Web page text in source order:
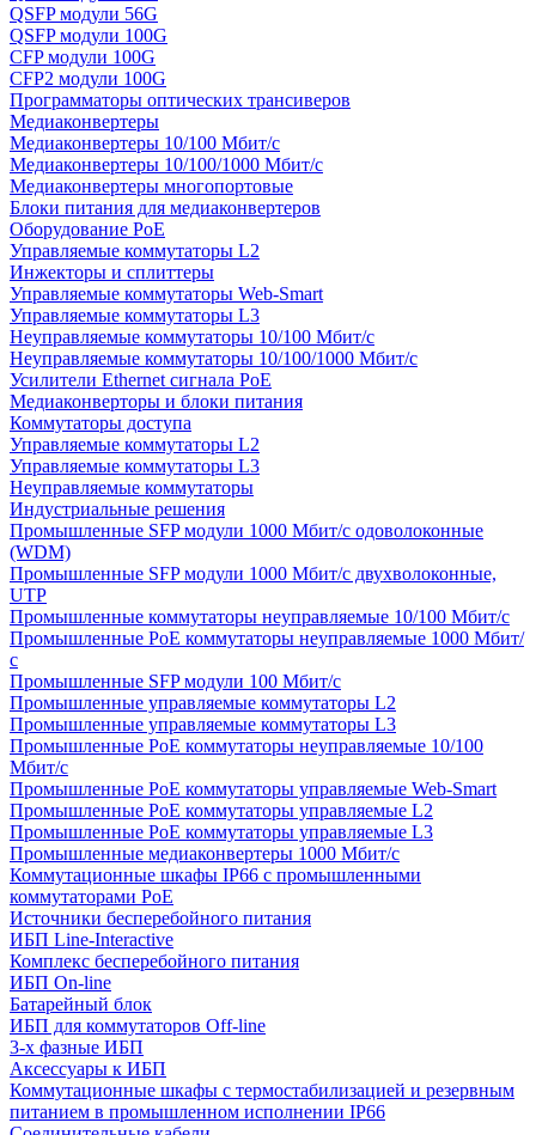
QSFP модули 56G
QSFP модули 100G
CFP модули 100G
CFP2 модули 100G
Программаторы оптических трансиверов
Медиаконвертеры
Медиаконвертеры 10/100 Мбит/с
Медиаконвертеры 10/100/1000 Мбит/c
Медиаконвертеры многопортовые
Блоки питания для медиаконвертеров
Оборудование PoE
Управляемые коммутаторы L2
Инжекторы и сплиттеры
Управляемые коммутаторы Web-Smart
Управляемые коммутаторы L3
Неуправляемые коммутаторы 10/100 Мбит/с
Неуправляемые коммутаторы 10/100/1000 Мбит/с
Усилители Ethernet сигнала PoE
Медиаконверторы и блоки питания
Коммутаторы доступа
Управляемые коммутаторы L2
Управляемые коммутаторы L3
Неуправляемые коммутаторы
Индустриальные решения
Промышленные SFP модули 1000 Мбит/c одоволоконные
(WDM)
Промышленные SFP модули 1000 Мбит/c двухволоконные,
UTP
Промышленные коммутаторы неуправляемые 10/100 Мбит/с
Промышленные PoE коммутаторы неуправляемые 1000 Мбит/
с
Промышленные SFP модули 100 Мбит/c
Промышленные управляемые коммутаторы L2
Промышленные управляемые коммутаторы L3
Промышленные PoE коммутаторы неуправляемые 10/100
Мбит/с
Промышленные PoE коммутаторы управляемые Web-Smart
Промышленные PoE коммутаторы управляемые L2
Промышленные PoE коммутаторы управляемые L3
Промышленные медиаконвертеры 1000 Мбит/с
Коммутационные шкафы IP66 c промышленными
коммутаторами PoE
Источники бесперебойного питания
ИБП Line-Interactive
Комплекс бесперебойного питания
ИБП On-line
Батарейный блок
ИБП для коммутаторов Off-line
3-х фазные ИБП
Аксессуары к ИБП
Коммутационные шкафы с термостабилизацией и резервным
питанием в промышленном исполнении IP66